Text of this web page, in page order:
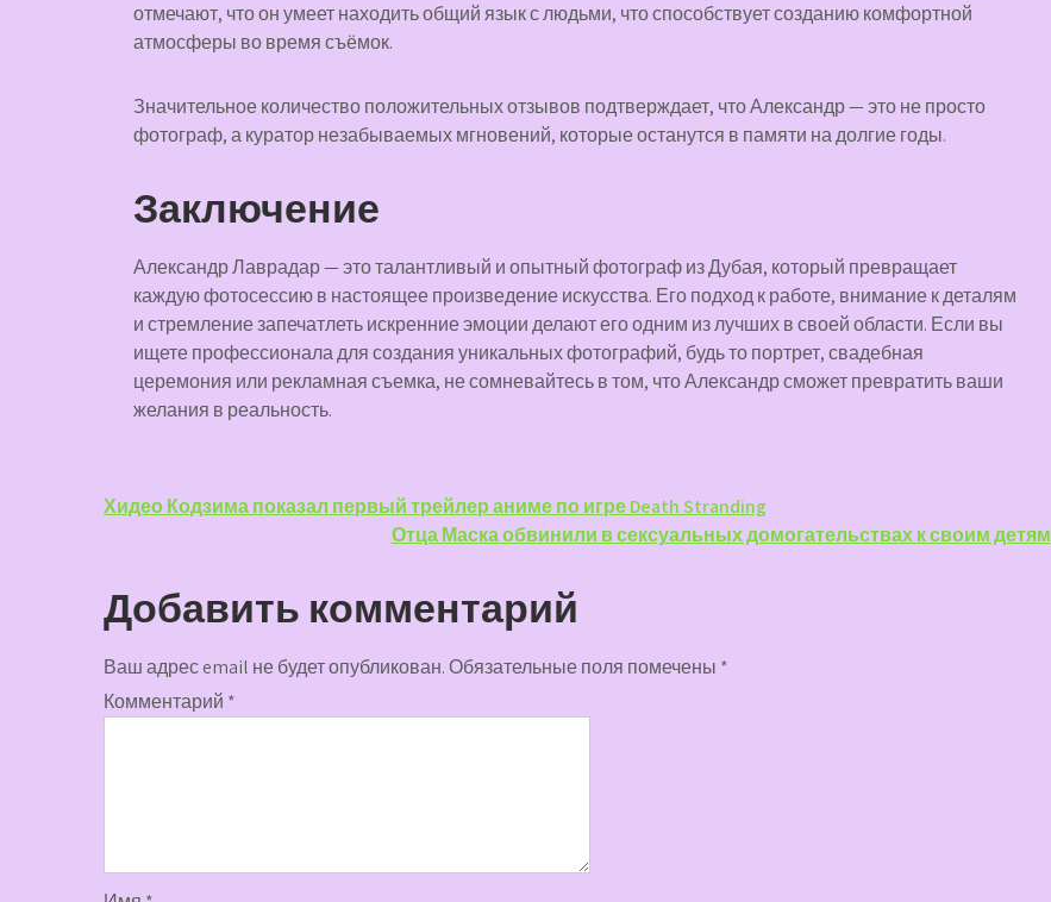
отмечают, что он умеет находить общий язык с людьми, что способствует созданию комфортной
атмосферы во время съёмок.
Значительное количество положительных отзывов подтверждает, что Александр — это не просто
фотограф, а куратор незабываемых мгновений, которые останутся в памяти на долгие годы.
Заключение
Александр Лаврадар — это талантливый и опытный фотограф из Дубая, который превращает
каждую фотосессию в настоящее произведение искусства. Его подход к работе, внимание к деталям
и стремление запечатлеть искренние эмоции делают его одним из лучших в своей области. Если вы
ищете профессионала для создания уникальных фотографий, будь то портрет, свадебная
церемония или рекламная съемка, не сомневайтесь в том, что Александр сможет превратить ваши
желания в реальность.
Навигация
записям
Хидео Кодзима показал первый трейлер аниме по игре Death Stranding
Отца Маска обвинили в сексуальных домогательствах к своим детям
Добавить комментарий
Ваш адрес email не будет опубликован.Обязательные поля помечены *
Комментарий *